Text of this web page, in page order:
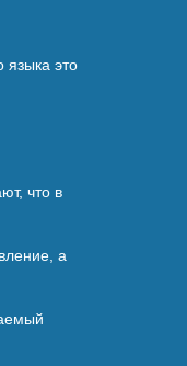
языка это
что в
а